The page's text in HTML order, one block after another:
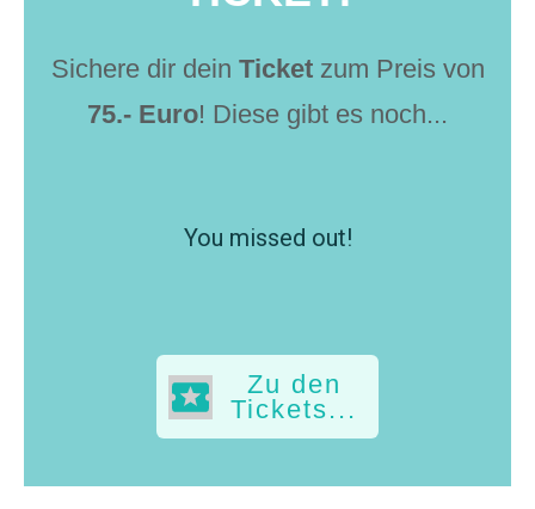
Sichere dir dein Ticketzum Preis von
75.- Euro! Diese gibt es noch...
You missed out!
Zu den
Tickets...